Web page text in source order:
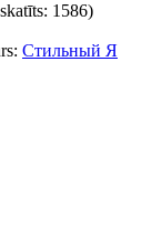
1586)
Стильный Я